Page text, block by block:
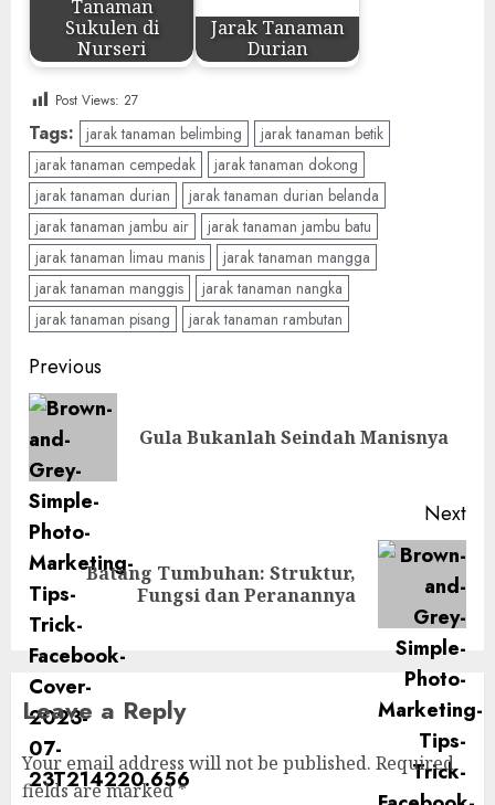
Tanaman
Sukulen di
Nurseri
Jarak Tanaman
Durian
Post Views: 27
Tags: jarak tanaman belimbing
jarak tanaman betik
jarak tanaman cempedak
jarak tanaman dokong
jarak tanaman durian
jarak tanaman durian belanda
jarak tanaman jambu air
jarak tanaman jambu batu
jarak tanaman limau manis
jarak tanaman mangga
jarak tanaman manggis
jarak tanaman nangka
jarak tanaman pisang
jarak tanaman rambutan
Post
navigation
Previous
Gula Bukanlah Seindah Manisnya
Next
Next
post:
Batang Tumbuhan: Struktur,
Fungsi dan Peranannya
Leave a Reply
Your email address will not be published. Required
fields are marked*